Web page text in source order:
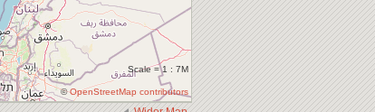
Scale = 1 : 7M
©OpenStreetMap contributors